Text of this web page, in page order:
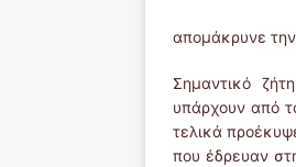
απομάκρυνε
Σημαντικό
υπάρχουν από
τελικά
που έδρευαν